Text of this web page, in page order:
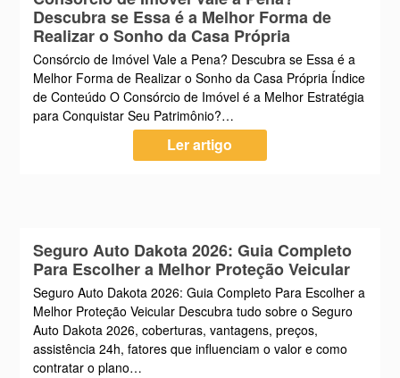
Descubra se Essa é a Melhor Forma de
Realizar o Sonho da Casa Própria
Consórcio de Imóvel Vale a Pena? Descubra se Essa é a
Melhor Forma de Realizar o Sonho da Casa Própria Índice
de Conteúdo O Consórcio de Imóvel é a Melhor Estratégia
para Conquistar Seu Patrimônio?…
Ler artigo
Seguro Auto Dakota 2026: Guia Completo
Para Escolher a Melhor Proteção Veicular
Seguro Auto Dakota 2026: Guia Completo Para Escolher a
Melhor Proteção Veicular Descubra tudo sobre o Seguro
Auto Dakota 2026, coberturas, vantagens, preços,
assistência 24h, fatores que influenciam o valor e como
contratar o plano…